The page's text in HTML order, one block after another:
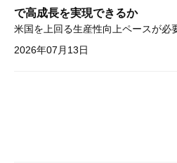
で高成長を実現できるか
2026年07月13日